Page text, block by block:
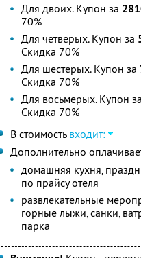
Для двоих. Купон за
70%
Для четверых. Купон за
Скидка 70%
Для шестерых. Купон за
Скидка 70%
Для восьмерых. Купон за
Скидка 70%
В стоимость входит:
Дополнительно
домашняя кухня,
по прайсу отеля
развлекательные
горные лыжи, санки,
парка